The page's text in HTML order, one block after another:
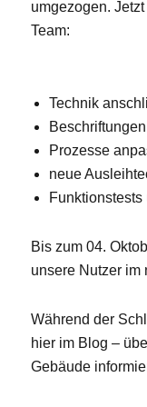
umgezogen.
Team:
Technik
Prozesse
neue
Funktionstests
Bis zum 04.
unsere Nutzer im
Während der
hier im Blog –
Gebäude